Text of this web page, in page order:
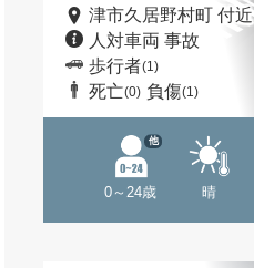
津市久居野村町 付近
人対車両 事故
歩行者(1)
死亡(0) 負傷(1)
0～24歳
他
晴